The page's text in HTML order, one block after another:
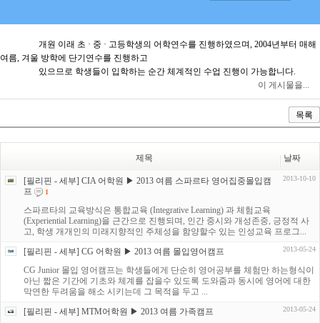
개원 이래 초 · 중 · 고등학생의 어학연수를 진행하였으며, 2004년부터 매해
여름, 겨울 방학에 단기연수를 진행하고
있으므로 학생들이 입학하는 순간 체계적인 수업 진행이 가능합니다.
이 게시물을...
목록
제목 날짜
[필리핀 - 세부] CIA 어학원 ▶ 2013 여름 스파르타 영어집중몰입캠
프
1
2013-10-10
스파르타의 교육방식은 통합교육 (Integrative Learning) 과 체험교육
(Experiential Learning)을 근간으로 진행되며, 인간 중시와 개성존중, 긍정적 사
고, 학생 개개인의 미래지향적인 주체성을 함양할수 있는 인성교육 프로그...
[필리핀 - 세부] CG 어학원 ▶ 2013 여름 몰입영어캠프
2013-05-24
CG Junior 몰입 영어캠프는 학생들에게 단순히 영어공부를 체험만 하는형식이
아닌 짧은 기간에 기초와 체계를 잡을수 있도록 도와줌과 동시에 영어에 대한
막연한 두려움을 해소 시키는데 그 목적을 두고 ...
[필리핀 - 세부] MTM어학원 ▶ 2013 여름 가족캠프
2013-05-24